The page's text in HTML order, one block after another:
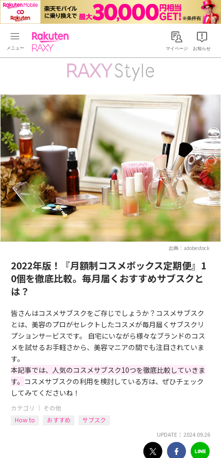
Rakuten RAXYマイページ お知らせ
出典：adobestock
2022年版！『月額制コスメボックス定期便』1
0個を徹底比較。毎月届くおすすめサブスクと
は？
皆さんはコスメサブスクをご存じでしょうか？コスメサブスク
とは、美容のプロがセレクトしたコスメが毎月届くサブスクリ
プションサービスです。 自宅にいながら様々なブランドのコス
メを試せるお手軽さから、美容マニアの間でも注目されていま
す。
本記事では、人気のコスメサブスク10つを徹底比較していきま
す。 コスメサブスクの利用を検討している方は、ぜひチェック
してみてくださいね！
カテゴリ ｜ その他
How to
おすすめ サブスク
UPDATE： 2024.09.26